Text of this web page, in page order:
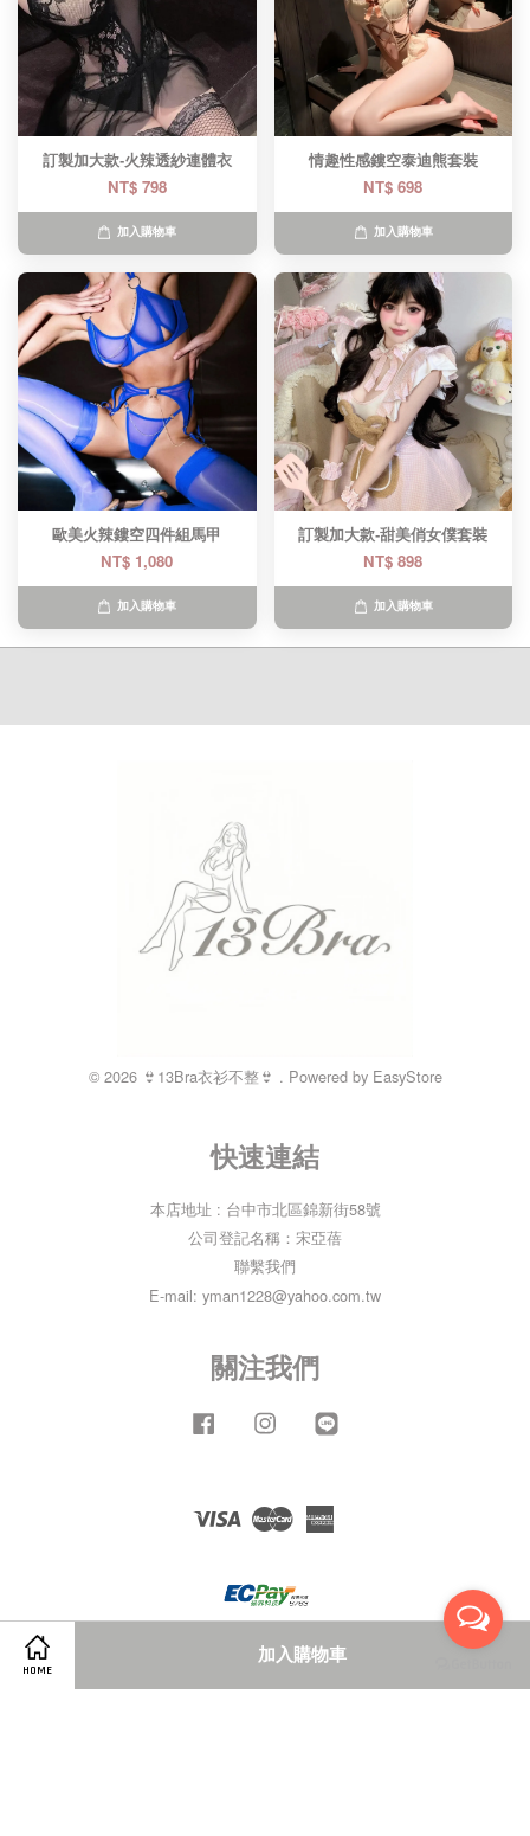
HOME
加入購物車
訂製加大款-火辣透紗連體衣
NT$ 798
加入購物車
情趣性感鏤空泰迪熊套裝
NT$ 698
加入購物車
歐美火辣鏤空四件組馬甲
NT$ 1,080
加入購物車
訂製加大款-甜美俏女僕套裝
NT$ 898
加入購物車
© 2026 👙13Bra衣衫不整👙 . Powered by EasyStore
快速連結
本店地址 : 台中市北區錦新街58號
公司登記名稱：宋亞蓓
聯繫我們
E-mail: yman1228@yahoo.com.tw
關注我們
Facebook Instagram
Visa Master